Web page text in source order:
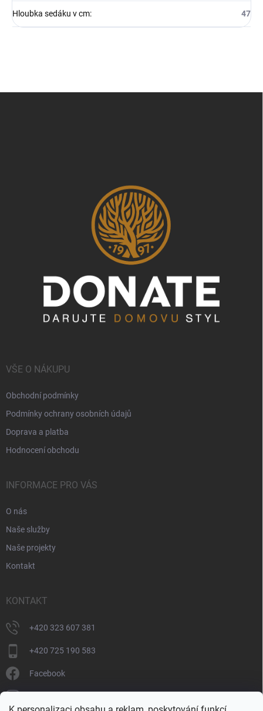
Hloubka sedáku v cm: 47
VŠE O NÁKUPU
Obchodní podmínky
Podmínky ochrany osobních údajů
Doprava a platba
Hodnocení obchodu
INFORMACE PRO VÁS
O nás
Naše služby
Naše projekty
Kontakt
KONTAKT
+420 323 607 381
+420 725 190 583
Facebook